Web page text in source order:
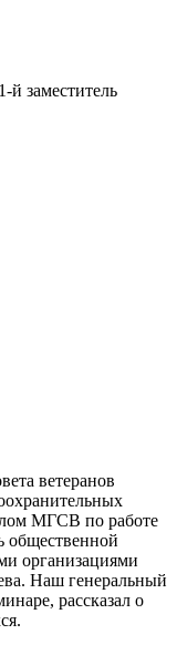
й заместитель
ветеранов
МГСВ по работе
общественной
организациями
Наш генеральный
рассказал о